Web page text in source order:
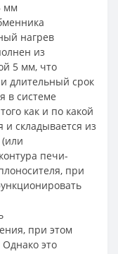
мм
нагрев
из
5 мм, что
длительный срок
в системе
как и по какой
и складывается из
печи-
при
при этом
это